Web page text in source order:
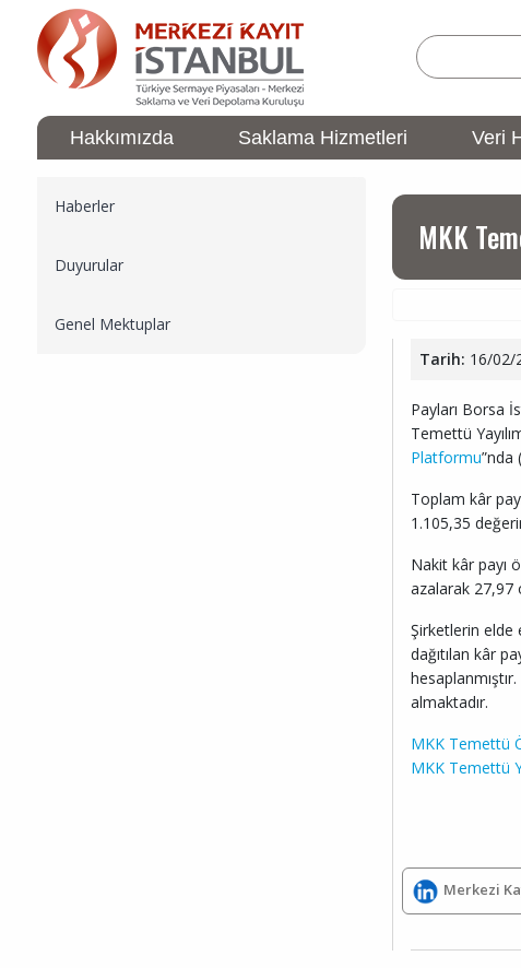
içeriğe
ÜYELİK
İşlemleri
Ana
gezinti
Hakkımızda Saklama Hizmetleri Veri
Sidebar
Haberler
Duyurular
Genel Mektuplar
MKK
Tarih: 16/02/
Payları Borsa
Temettü
Platformu”nda
Toplam kâr
1.105,35
Nakit kâr payı
azalarak 27,97
Şirketlerin elde
dağıtılan kâr
almaktadır.
MKK Temettü
MKK Temettü
Merkezi